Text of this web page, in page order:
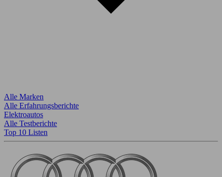
Alle Marken
Alle Erfahrungsberichte
Elektroautos
Alle Testberichte
Top 10 Listen